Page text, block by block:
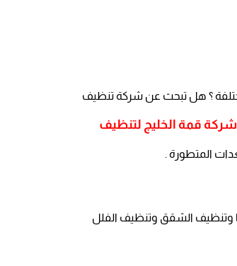
؟ هل تبحث عن شركة تنظيف
شركة قمة الخليج لتنظيف
المتطورة .
وتنظيف الشقق وتنظيف الفلل